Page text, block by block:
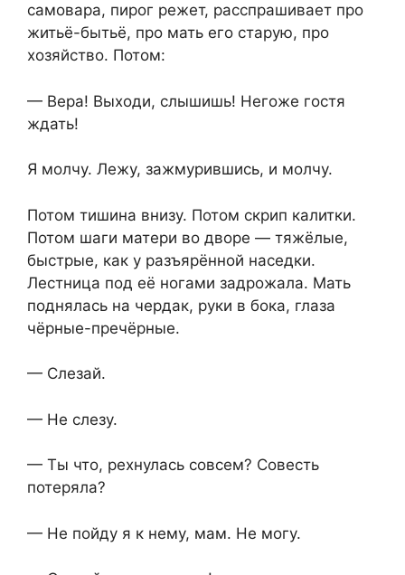
самовара, пирог режет, расспрашивает про
житьё-бытьё, про мать его старую, про
хозяйство. Потом:
— Вера! Выходи, слышишь! Негоже гостя
ждать!
Я молчу. Лежу, зажмурившись, и молчу.
Потом тишина внизу. Потом скрип калитки.
Потом шаги матери во дворе — тяжёлые,
быстрые, как у разъярённой наседки.
Лестница под её ногами задрожала. Мать
поднялась на чердак, руки в бока, глаза
чёрные-пречёрные.
— Слезай.
— Не слезу.
— Ты что, рехнулась совсем? Совесть
потеряла?
— Не пойду я к нему, мам. Не могу.